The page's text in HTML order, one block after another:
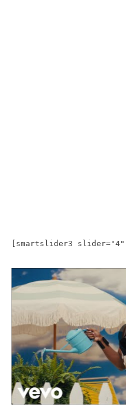
[smartslider3 slider="4"]